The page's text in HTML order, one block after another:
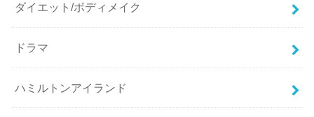
ダイエット/ボディメイク
ドラマ
ハミルトンアイランド